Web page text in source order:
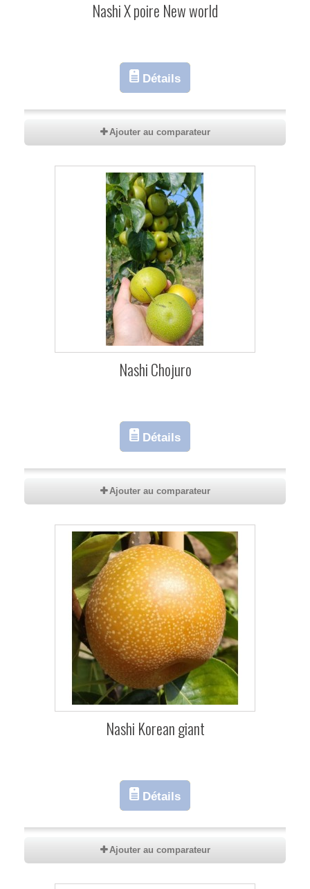
Nashi X poire New world
Détails
Ajouter au comparateur
Nashi Chojuro
Détails
Ajouter au comparateur
Nashi Korean giant
Détails
Ajouter au comparateur